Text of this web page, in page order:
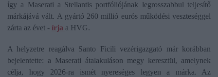
így a Maserati a Stellantis portfóliójának legrosszabbul teljesítő
márkájává vált. A gyártó 260 millió eurós működési veszteséggel
zárta az évet - írja a HVG.
A helyzetre reagálva Santo Ficili vezérigazgató már korábban
bejelentette: a Maserati átalakuláson megy keresztül, amelynek
célja, hogy 2026-ra ismét nyereséges legyen a márka. Az